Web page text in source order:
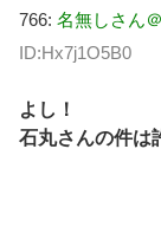
766: 名無しさん
ID:Hx7j1O5B0
よし！
石丸さんの件は